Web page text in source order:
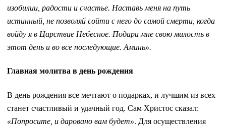
изобилии, радости и счастье. Наставь меня на путь
истинный, не позволяй сойти с него до самой смерти, когда
войду я в Царствие Небесное. Подари мне свою милость в
этот день и во все последующие. Аминь».
Главная молитва в день рождения
В день рождения все мечтают о подарках, и лучшим из всех
станет счастливый и удачный год. Сам Христос сказал:
«Попросите, и даровано вам будет». Для осуществления